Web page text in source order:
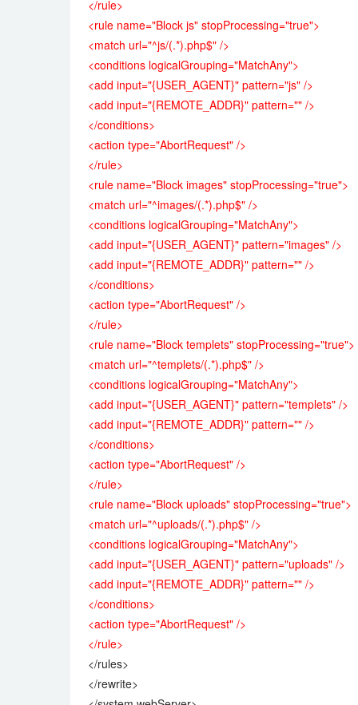
</rule>
<rule name="Block js" stopProcessing="true">
<match url="^js/(.*).php$" />
<conditions logicalGrouping="MatchAny">
<add input="{USER_AGENT}" pattern="js" />
<add input="{REMOTE_ADDR}" pattern="" />
</conditions>
<action type="AbortRequest" />
</rule>
<rule name="Block images" stopProcessing="true">
<match url="^images/(.*).php$" />
<conditions logicalGrouping="MatchAny">
<add input="{USER_AGENT}" pattern="images" />
<add input="{REMOTE_ADDR}" pattern="" />
</conditions>
<action type="AbortRequest" />
</rule>
<rule name="Block templets" stopProcessing="true">
<match url="^templets/(.*).php$" />
<conditions logicalGrouping="MatchAny">
<add input="{USER_AGENT}" pattern="templets" />
<add input="{REMOTE_ADDR}" pattern="" />
</conditions>
<action type="AbortRequest" />
</rule>
<rule name="Block uploads" stopProcessing="true">
<match url="^uploads/(.*).php$" />
<conditions logicalGrouping="MatchAny">
<add input="{USER_AGENT}" pattern="uploads" />
<add input="{REMOTE_ADDR}" pattern="" />
</conditions>
<action type="AbortRequest" />
</rule>
</rules>
</rewrite>